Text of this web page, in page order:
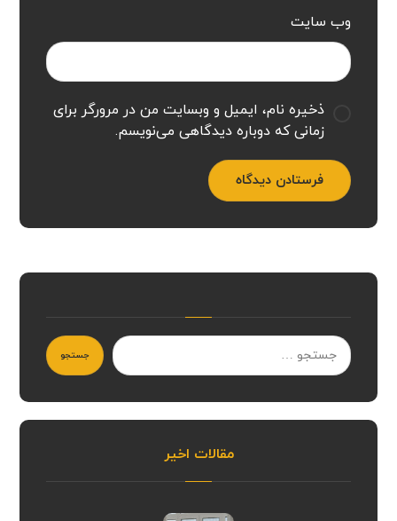
وب‌ سایت
ذخیره نام، ایمیل و وبسایت من در مرورگر برای
زمانی که دوباره دیدگاهی می‌نویسم.
فرستادن دیدگاه
جستجو
مقالات اخیر